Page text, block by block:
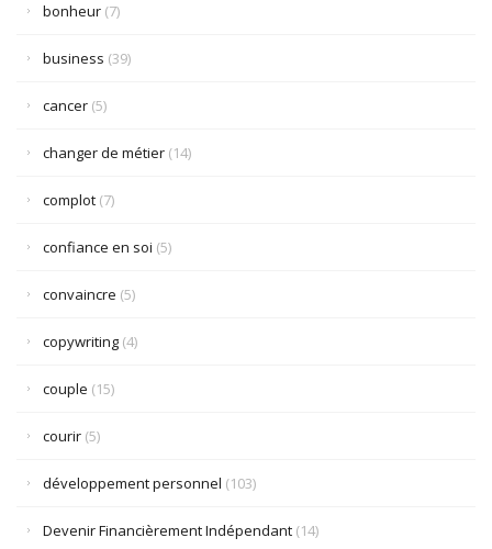
bonheur (7)
business (39)
cancer (5)
changer de métier (14)
complot (7)
confiance en soi (5)
convaincre (5)
copywriting (4)
couple (15)
courir (5)
développement personnel (103)
Devenir Financièrement Indépendant (14)